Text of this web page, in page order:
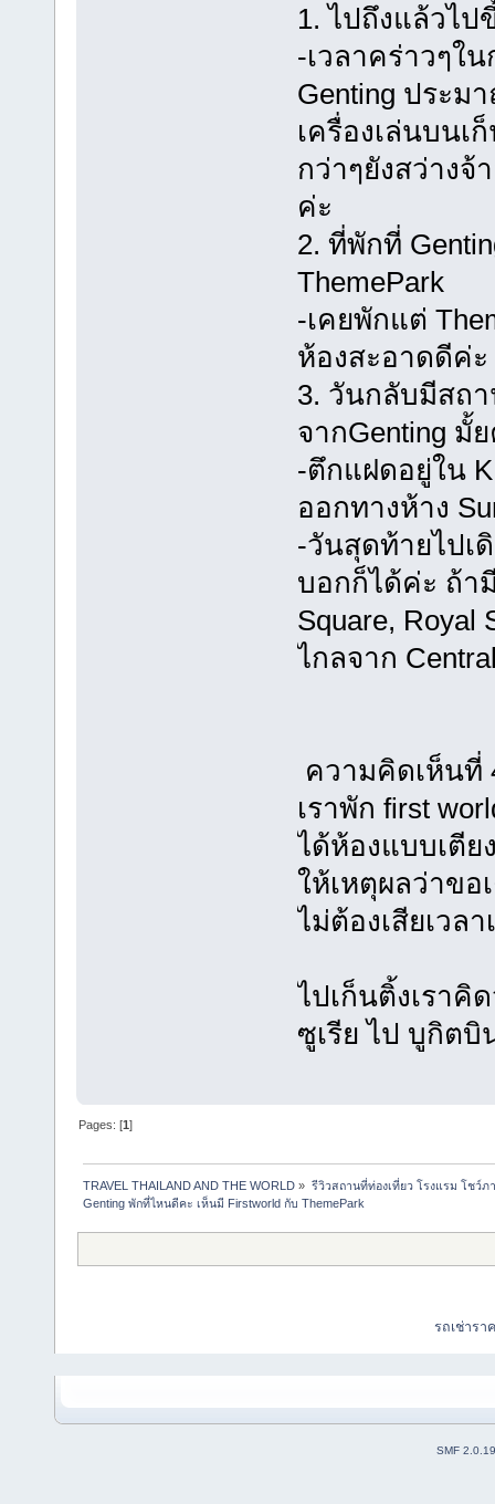
1. ไปถึงแล้วไป
-เวลาคร่าวๆใ
Genting ประม
เครื่องเล่นบน
กว่าๆยังสว่างจ้
ค่ะ
2. ที่พักที่
ThemePark
-เคยพักแต่
ห้องสะอาดดีค่ะ
3. วันกลับมีสถ
จากGenting มั้
-ตึกแฝดอยู่ใน
ออกทางห้าง
-วันสุดท้ายไปเ
บอกก็ได้ค่ะ ถ้า
Square, Royal
ไกลจาก
ความคิดเห็น
เราพัก first
ได้ห้องแบบเตีย
ให้เหตุผลว่าขอ
ไม่ต้องเสียเวล
ไปเก็นติ้งเราคิ
ซูเรีย ไป บูกิตบิ
Pages: [1]
TRAVEL THAILAND AND THE WORLD » รีวิวสถานที่ท่องเที่ยว โรงแรม โชว์ภ
Genting พักที่ไหนดีคะ เห็นมี Firstworld กับ ThemePark
รถเช่าร
SMF 2.0.19